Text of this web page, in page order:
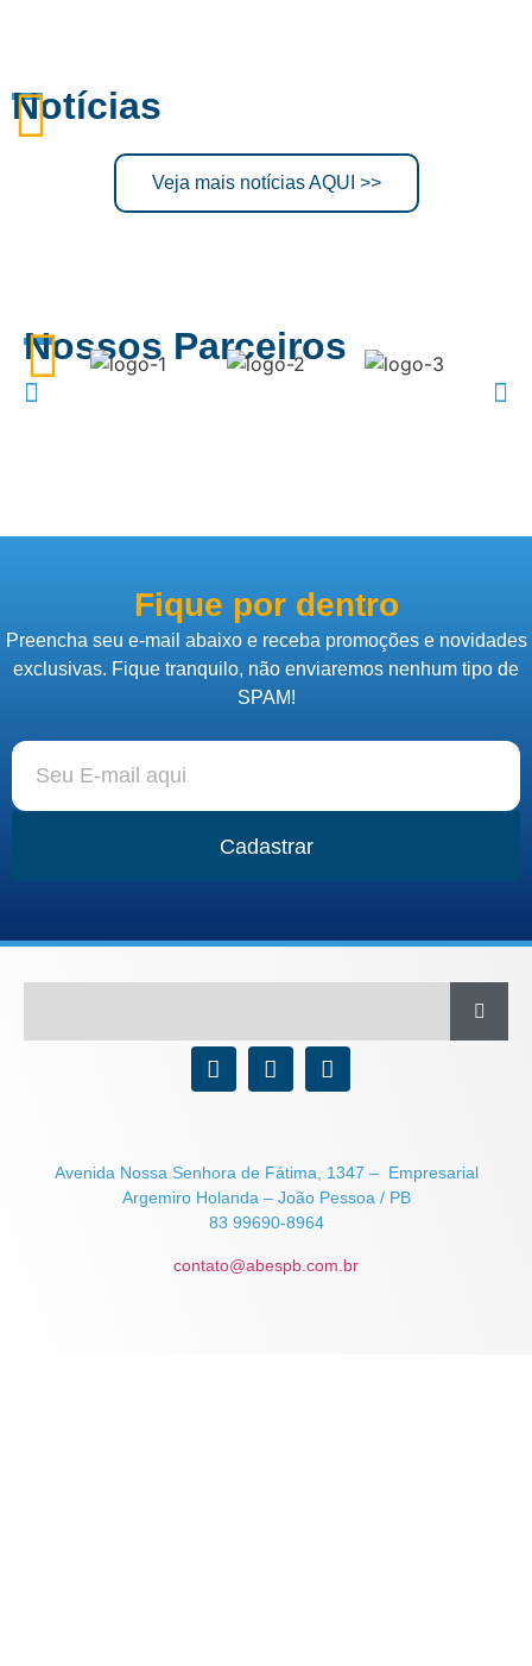
Notícias
Veja mais notícias AQUI >>
Nossos Parceiros
Fique por dentro
Preencha seu e-mail abaixo e receba promoções e novidades
exclusivas. Fique tranquilo, não enviaremos nenhum tipo de
SPAM!
Cadastrar
Avenida Nossa Senhora de Fátima, 1347 – Empresarial
Argemiro Holanda – João Pessoa / PB
83 99690-8964
contato@abespb.com.br